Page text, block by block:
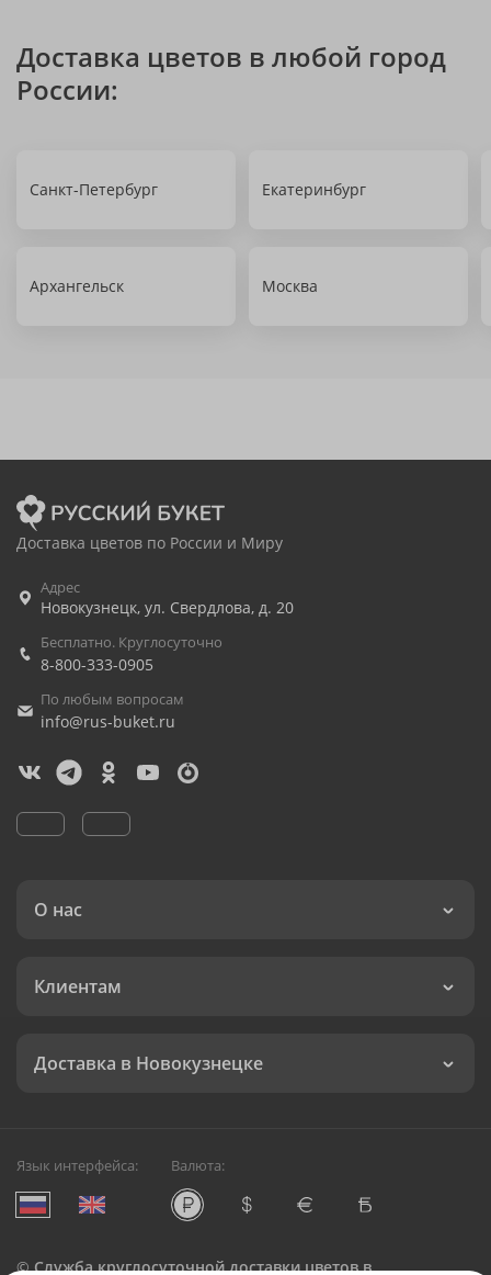
Доставка цветов в любой город
России:
Санкт-Петербург Екатеринбург
Архангельск Москва
Доставка цветов по России и Миру
Адрес
Новокузнецк, ул. Свердлова, д. 20
Бесплатно. Круглосуточно
8-800-333-0905
По любым вопросам
info@rus-buket.ru
О нас
Клиентам
Доставка в Новокузнецке
Язык интерфейса: Валюта:
©Служба круглосуточной доставки цветов в